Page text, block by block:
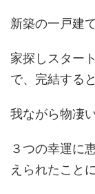
新築の一戸建
家探しスター
で、完結する
我ながら物凄
３つの幸運に
えられたこと